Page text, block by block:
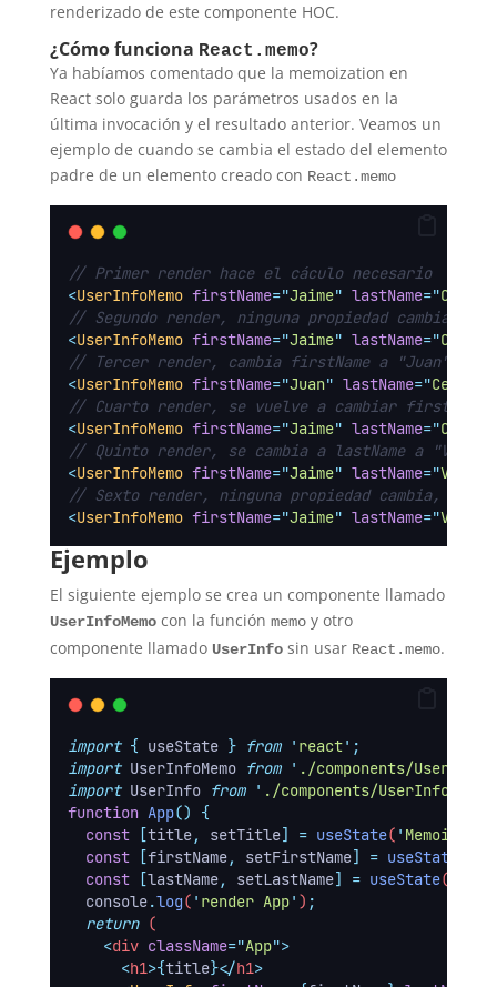
renderizado de este componente HOC.
¿Cómo funciona React.memo?
Ya habíamos comentado que la memoization en
React solo guarda los parámetros usados en la
última invocación y el resultado anterior. Veamos un
ejemplo de cuando se cambia el estado del elemento
padre de un elemento creado con React.memo
// Primer render hace el cáculo necesario
<UserInfoMemo firstName="Jaime" lastName="
// Segundo render, ninguna propiedad cambia,
<UserInfoMemo firstName="Jaime" lastName="
// Tercer render, cambia firstName a "Juan",
<UserInfoMemo firstName="Juan" lastName="
// Cuarto render, se vuelve a cambiar
<UserInfoMemo firstName="Jaime" lastName="
// Quinto render, se cambia a lastName a
<UserInfoMemo firstName="Jaime" lastName="
// Sexto render, ninguna propiedad cambia, no
<UserInfoMemo firstName="Jaime" lastName="
Ejemplo
El siguiente ejemplo se crea un componente llamado
UserInfoMemocon la función memoy otro
componente llamado UserInfosin usar React.memo.
import { useState } from ' react' ;
import UserInfoMemo from ' ./components/
import UserInfo from ' ./components/UserInfo
function App()
{
const
[title, setTitle] = useState( '
const
[firstName, setFirstName] = useState
const
[lastName, setLastName] = useState(
console.log( ' render App' ) ;
return (
<div className="App">
<h1>{title}</h1>